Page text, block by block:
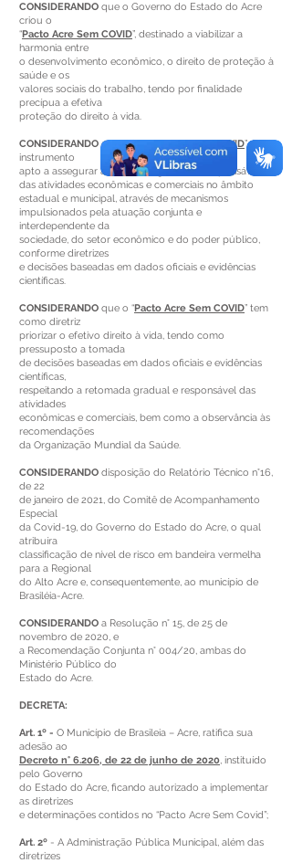
CONSIDERANDO que o Governo do Estado do Acre
criou o
“Pacto Acre Sem COVID”, destinado a viabilizar a
harmonia entre
o desenvolvimento econômico, o direito de proteção à
saúde e os
valores sociais do trabalho, tendo por finalidade
precípua a efetiva
proteção do direito à vida.
CONSIDERANDOque o “Pacto Acre Sem COVID” é um
instrumento
apto a assegurar a retomada gradual e responsável
das atividades econômicas e comerciais no âmbito
estadual e municipal, através de mecanismos
impulsionados pela atuação conjunta e
interdependente da
sociedade, do setor econômico e do poder público,
conforme diretrizes
e decisões baseadas em dados oficiais e evidências
científicas.
CONSIDERANDO que o “Pacto Acre Sem COVID” tem
como diretriz
priorizar o efetivo direito à vida, tendo como
pressuposto a tomada
de decisões baseadas em dados oficiais e evidências
científicas,
respeitando a retomada gradual e responsável das
atividades
econômicas e comerciais, bem como a observância às
recomendações
da Organização Mundial da Saúde.
CONSIDERANDO disposição do Relatório Técnico n°16,
de 22
de janeiro de 2021, do Comitê de Acompanhamento
Especial
da Covid-19, do Governo do Estado do Acre, o qual
atribuíra
classificação de nível de risco em bandeira vermelha
para a Regional
do Alto Acre e, consequentemente, ao município de
Brasiléia-Acre.
CONSIDERANDO a Resolução n° 15, de 25 de
novembro de 2020, e
a Recomendação Conjunta n° 004/20, ambas do
Ministério Público do
Estado do Acre.
DECRETA:
Art. 1º - O Município de Brasileia – Acre, ratifica sua
adesão ao
Decreto n° 6.206, de 22 de junho de 2020, instituído
pelo Governo
do Estado do Acre, ficando autorizado a implementar
as diretrizes
e determinações contidos no “Pacto Acre Sem Covid”;
Art. 2º - A Administração Pública Municipal, além das
diretrizes